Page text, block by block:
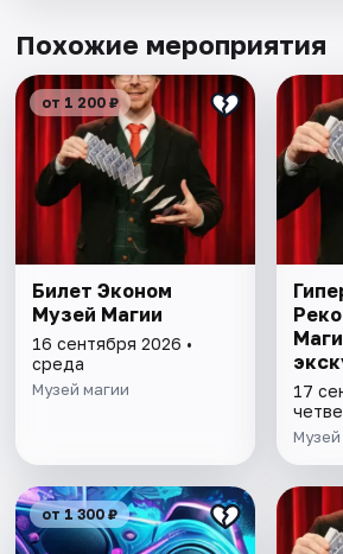
Похожие мероприятия
от 1 200 ₽
Билет Эконом
Музей Магии
16 сентября 2026 •
среда
Музей магии
17
Музей
от 1 300 ₽